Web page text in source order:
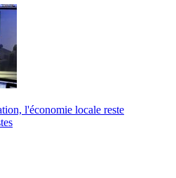
l'économie locale reste